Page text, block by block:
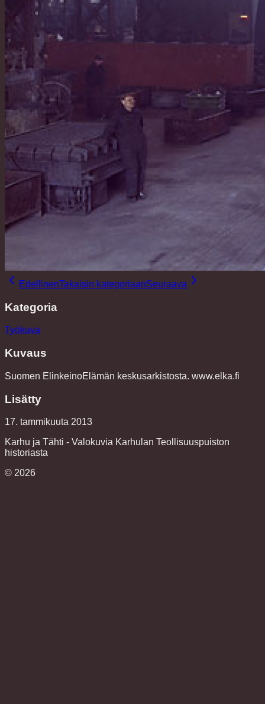
EdellinenTakaisin kategoriaanSeuraava
Kategoria
Työkuva
Kuvaus
Suomen ElinkeinoElämän keskusarkistosta. www.elka.fi
Lisätty
17. tammikuuta 2013
Karhu ja Tähti - Valokuvia Karhulan Teollisuuspuiston
historiasta
© 2026